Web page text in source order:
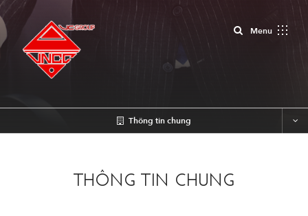
MenuClose
Thông tin chung
THÔNG TIN CHUNG